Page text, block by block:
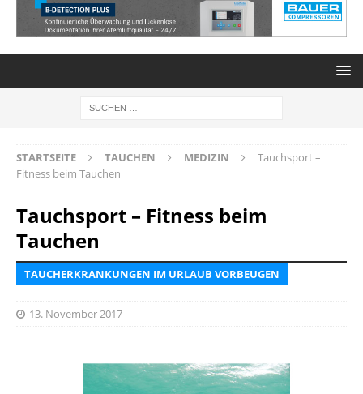
STARTSEITE TAUCHEN MEDIZIN
Tauchsport –
Fitness beim Tauchen
Tauchsport – Fitness beim
Tauchen
TAUCHERKRANKUNGEN IM URLAUB VORBEUGEN
13. November 2017